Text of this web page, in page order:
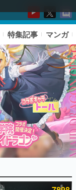
特集記事 マンガ